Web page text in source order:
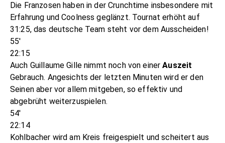
Die Franzosen haben in der Crunchtime insbesondere mit
Erfahrung und Coolness geglänzt. Tournat erhöht auf
31:25, das deutsche Team steht vor dem Ausscheiden!
55'
22:15
Auch Guillaume Gille nimmt noch von einerAuszeit
Gebrauch. Angesichts der letzten Minuten wird er den
Seinen aber vor allem mitgeben, so effektiv und
abgebrüht weiterzuspielen.
54'
22:14
Kohlbacher wird am Kreis freigespielt und scheitert aus